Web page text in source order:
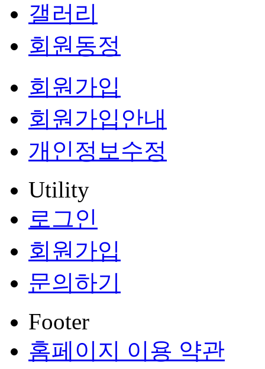
갤러리
회원동정
회원가입
회원가입안내
개인정보수정
Utility
로그인
회원가입
문의하기
Footer
홈페이지 이용 약관